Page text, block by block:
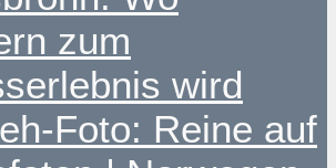
zum
wird
Foto: Reine auf